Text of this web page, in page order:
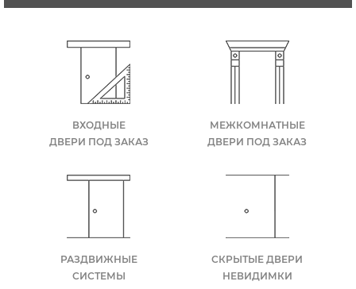
ВХОДНЫЕ
ДВЕРИ ПОД ЗАКАЗ
МЕЖКОМНАТНЫЕ
ДВЕРИ ПОД ЗАКАЗ
РАЗДВИЖНЫЕ
СИСТЕМЫ
СКРЫТЫЕ ДВЕРИ
НЕВИДИМКИ